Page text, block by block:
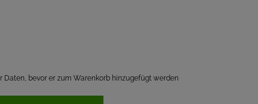
Daten, bevor er zum Warenkorb hinzugefügt werden